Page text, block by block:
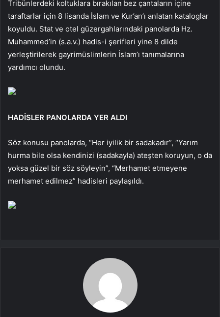
Tribünlerdeki koltuklara bırakılan bez çantaların içine
taraftarlar için 8 lisanda İslam ve Kur’an’ı anlatan kataloglar
koyuldu. Stat ve otel güzergahlarındaki panolarda Hz.
Muhammed’in (s.a.v.) hadis-i şerifleri yine 8 dilde
yerleştirilerek gayrimüslimlerin İslam’ı tanımalarına
yardımcı olundu.
HADİSLER PANOLARDA YER ALDI
Söz konusu panolarda, “Her iyilik bir sadakadır”, “Yarım
hurma bile olsa kendinizi (sadakayla) ateşten koruyun, o da
yoksa güzel bir söz söyleyin”, “Merhamet etmeyene
merhamet edilmez” hadisleri paylaşıldı.